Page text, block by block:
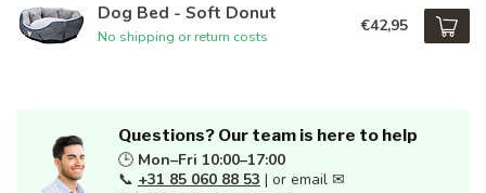
Dog Bed - Soft Donut
No shipping or return costs
€42,95
Questions? Our team is here to help
🕒 Mon–Fri 10:00–17:00
📞 +31 85 060 88 53 | or email ✉